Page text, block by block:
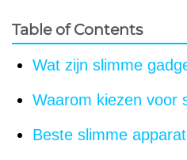
Table of Contents
Wat zijn slimme
Waarom kiezen voor
Beste slimme